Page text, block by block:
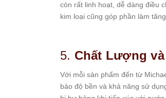
Sản
Set
Hồ
Và
Vòng
còn rất linh hoạt, dễ dàng điều
kim loại cũng góp phần làm
5. Chất Lượng
Với mỗi sản phẩm đến từ
bảo độ bền và khả năng sử